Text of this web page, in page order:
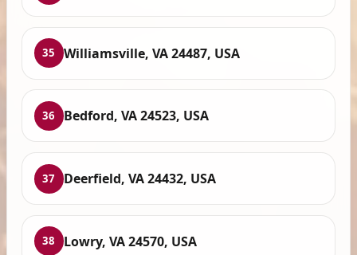
35 Williamsville, VA 24487, USA
36 Bedford, VA 24523, USA
37 Deerfield, VA 24432, USA
38 Lowry, VA 24570, USA